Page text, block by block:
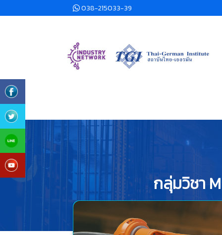
038-215033-39
กลุ่มวิชา